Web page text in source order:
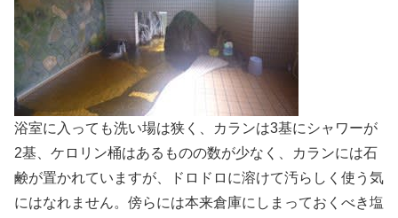
浴室に入っても洗い場は狭く、カランは3基にシャワーが
2基、ケロリン桶はあるものの数が少なく、カランには石
鹸が置かれていますが、ドロドロに溶けて汚らしく使う気
にはなれません。傍らには本来倉庫にしまっておくべき塩